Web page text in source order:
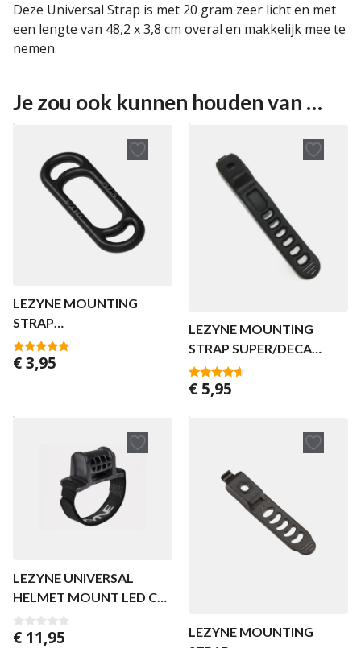
Deze Universal Strap is met 20 gram zeer licht en met
een lengte van 48,2 x 3,8 cm overal en makkelijk mee te
nemen.
Je zou ook kunnen houden van …
LEZYNE MOUNTING
STRAP
FEMTO/KTV/ZECTO
BLACK
5.00
van 5
€3,95
LEZYNE MOUNTING
STRAP SUPER/DECA
BLACK
4.40
van 5
€ 5,95
LEZYNE UNIVERSAL
HELMET MOUNT LED CM
– MMPSD BLACK
0
€ 11,95
LEZYNE MOUNTING